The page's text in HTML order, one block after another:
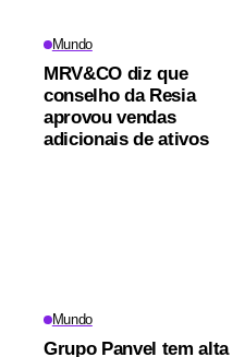
Mundo
MRV&CO diz que
conselho da Resia
aprovou vendas
adicionais de ativos
Mundo
Grupo Panvel tem alta